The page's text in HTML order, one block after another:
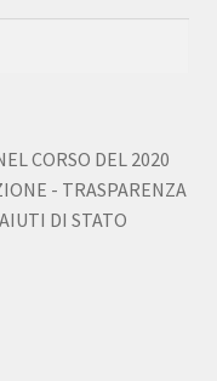
CORSO DEL 2020
- TRASPARENZA
DI STATO